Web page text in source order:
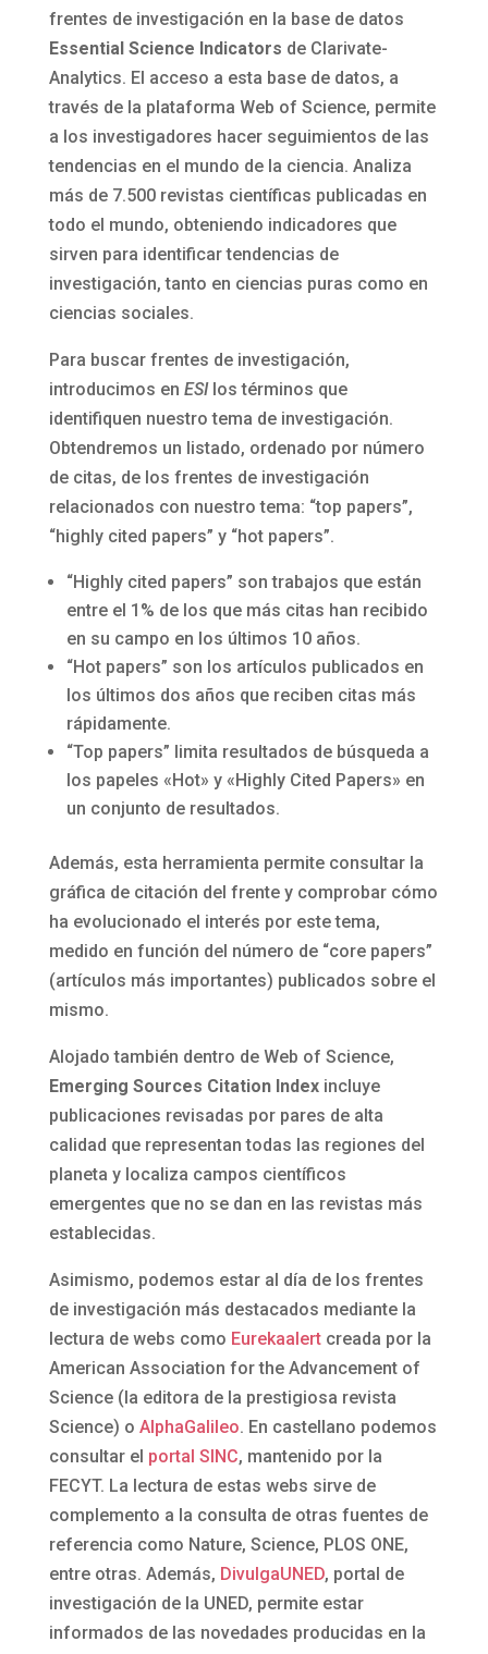
frentes de investigación en la base de datos
Essential Science Indicators de Clarivate-
Analytics. El acceso a esta base de datos, a
través de la plataforma Web of Science, permite
a los investigadores hacer seguimientos de las
tendencias en el mundo de la ciencia. Analiza
más de 7.500 revistas científicas publicadas en
todo el mundo, obteniendo indicadores que
sirven para identificar tendencias de
investigación, tanto en ciencias puras como en
ciencias sociales.
Para buscar frentes de investigación,
introducimos en ESIlos términos que
identifiquen nuestro tema de investigación.
Obtendremos un listado, ordenado por número
de citas, de los frentes de investigación
relacionados con nuestro tema: “top papers”,
“highly cited papers” y “hot papers”.
“Highly cited papers” son trabajos que están
entre el 1% de los que más citas han recibido
en su campo en los últimos 10 años.
“Hot papers” son los artículos publicados en
los últimos dos años que reciben citas más
rápidamente.
“Top papers” limita resultados de búsqueda a
los papeles «Hot» y «Highly Cited Papers» en
un conjunto de resultados.
Además, esta herramienta permite consultar la
gráfica de citación del frente y comprobar cómo
ha evolucionado el interés por este tema,
medido en función del número de “core papers”
(artículos más importantes) publicados sobre el
mismo.
Alojado también dentro de Web of Science,
Emerging Sources Citation Indexincluye
publicaciones revisadas por pares de alta
calidad que representan todas las regiones del
planeta y localiza campos científicos
emergentes que no se dan en las revistas más
establecidas.
Asimismo, podemos estar al día de los frentes
de investigación más destacados mediante la
lectura de webs como Eurekaalertcreada por la
American Association for the Advancement of
Science (la editora de la prestigiosa revista
Science) o AlphaGalileo. En castellano podemos
consultar el portal SINC, mantenido por la
FECYT. La lectura de estas webs sirve de
complemento a la consulta de otras fuentes de
referencia como Nature, Science, PLOS ONE,
entre otras. Además, DivulgaUNED, portal de
investigación de la UNED, permite estar
informados de las novedades producidas en la